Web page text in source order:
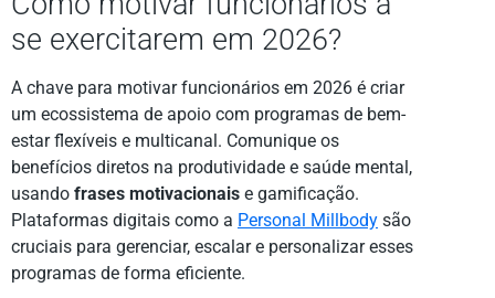
se exercitarem em 2026?
A chave para motivar funcionários em 2026 é criar
um ecossistema de apoio com programas de bem-
estar flexíveis e multicanal. Comunique os
benefícios diretos na produtividade e saúde mental,
usando frases motivacionais e gamificação.
Plataformas digitais como a Personal Millbody são
cruciais para gerenciar, escalar e personalizar esses
programas de forma eficiente.